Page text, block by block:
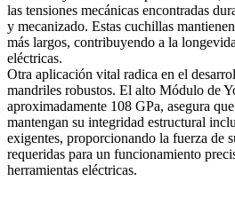
las tensiones mecánicas encontradas
y mecanizado. Estas cuchillas
más largos, contribuyendo a la
eléctricas.
Otra aplicación vital radica en el
mandriles robustos. El alto Módulo de
aproximadamente 108 GPa, asegura
mantengan su integridad estructural
exigentes, proporcionando la fuerza de
requeridas para un funcionamiento
herramientas eléctricas.